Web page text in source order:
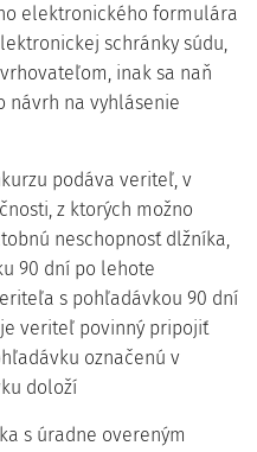
elektronického formulára
schránky súdu,
inak sa naň
návrh na vyhlásenie
podáva veriteľ, v
z ktorých možno
neschopnosť dlžníka,
90 dní po lehote
s pohľadávkou 90 dní
veriteľ povinný pripojiť
označenú v
doloží
s úradne overeným